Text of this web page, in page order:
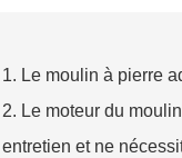
1. Le moulin à pierre
2. Le moteur du
entretien et ne